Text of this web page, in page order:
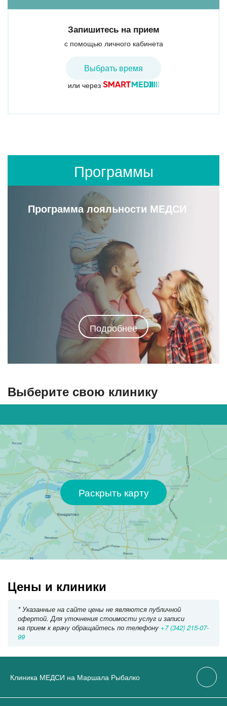
Запишитесь на прием
с помощью личного кабинета
Выбрать время
или через
Программы
Программа лояльности МЕДСИ
Подробнее
Выберите свою клинику
Раскрыть карту
Цены и клиники
* Указанные на сайте цены не являются публичной
офертой. Для уточнения стоимости услуг и записи
на прием к врачу обращайтесь по телефону +7 (342) 215-07-
99
Клиника МЕДСИ на Маршала Рыбалко